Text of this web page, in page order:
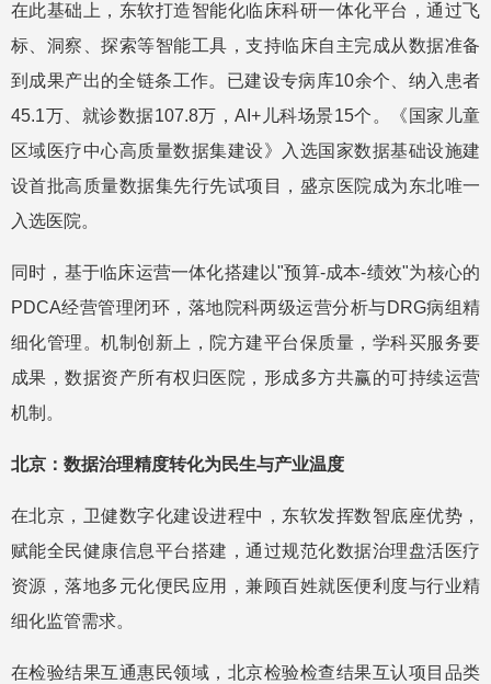
在此基础上，东软打造智能化临床科研一体化平台，通过飞
标、洞察、探索等智能工具，支持临床自主完成从数据准备
到成果产出的全链条工作。已建设专病库10余个、纳入患者
45.1万、就诊数据107.8万，AI+儿科场景15个。《国家儿童
区域医疗中心高质量数据集建设》入选国家数据基础设施建
设首批高质量数据集先行先试项目，盛京医院成为东北唯一
入选医院。
同时，基于临床运营一体化搭建以"预算-成本-绩效"为核心的
PDCA经营管理闭环，落地院科两级运营分析与DRG病组精
细化管理。机制创新上，院方建平台保质量，学科买服务要
成果，数据资产所有权归医院，形成多方共赢的可持续运营
机制。
北京：数据治理精度转化为民生与产业温度
在北京，卫健数字化建设进程中，东软发挥数智底座优势，
赋能全民健康信息平台搭建，通过规范化数据治理盘活医疗
资源，落地多元化便民应用，兼顾百姓就医便利度与行业精
细化监管需求。
在检验结果互通惠民领域，北京检验检查结果互认项目品类